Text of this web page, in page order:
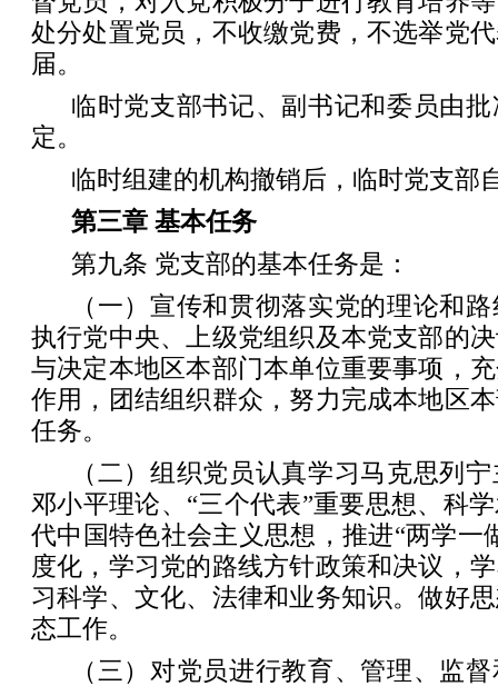
处分处置党员，不收缴党费，不选举党
届。
临时党支部书记、副书记和委员由
定。
临时组建的机构撤销后，临时党支部
第三章 基本任务
第九条 党支部的基本任务是：
（一）宣传和贯彻落实党的理论和
执行党中央、上级党组织及本党支部的
与决定本地区本部门本单位重要事项，
作用，团结组织群众，努力完成本地区
任务。
（二）组织党员认真学习马克思列
邓小平理论、“三个代表”重要思想、科
代中国特色社会主义思想，推进“两学一
度化，学习党的路线方针政策和决议，
习科学、文化、法律和业务知识。做好
态工作。
（三）对党员进行教育、管理、监